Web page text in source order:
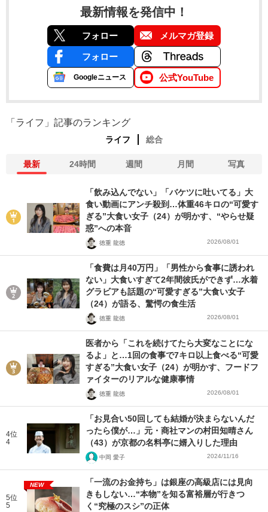
最新情報を発信中！
フォロー メルマガ登録
フォロー
Googleニュース 公式YouTube
「ライフ」記事のランキング
ライフ 総合
最新 24時間 週間 月間 写真
「飲み込んでない」「バケツに吐いてる」大
食い動画にアンチ殺到…体重46キロの“可愛す
ぎる”大食い女子（24）が明かす、“やらせ疑
惑”への本音
徳重 龍徳 2026/08/01
「食費は月40万円」「男性から食事に誘われ
ない」大食いすぎて2年間彼氏ができず…水着
グラビアも話題の“可愛すぎる”大食い女子
（24）が語る、驚愕の食生活
徳重 龍徳 2026/08/01
医者から「これを続けてたら大変なことにな
るよ」と…1回の食事で7キロ以上食べる“可愛
すぎる”大食い女子（24）が明かす、フードフ
ァイターのリアルな健康事情
徳重 龍徳 2026/08/01
4位
4
「お見合い50回しても結婚が決まらないんだ
ったら僕が…」元・商社マンの村田知晴さん
（43）が京都の名料亭に婿入りした理由
中岡 愛子 2024/11/16
5位
5
NEW
「一流のお金持ち」は銀座の高級店には見向
きもしない…“本物”を知る富裕層が行きつ
く“究極のスシ”の正体